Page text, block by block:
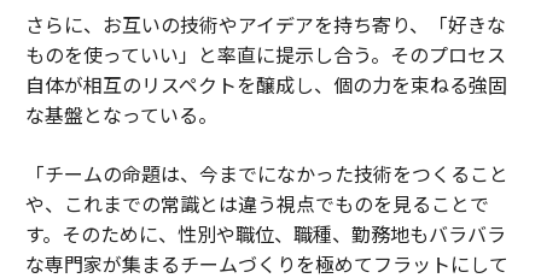
さらに、お互いの技術やアイデアを持ち寄り、「好きな
ものを使っていい」と率直に提示し合う。そのプロセス
自体が相互のリスペクトを醸成し、個の力を束ねる強固
な基盤となっている。
「チームの命題は、今までになかった技術をつくること
や、これまでの常識とは違う視点でものを見ることで
す。そのために、性別や職位、職種、勤務地もバラバラ
な専門家が集まるチームづくりを極めてフラットにして